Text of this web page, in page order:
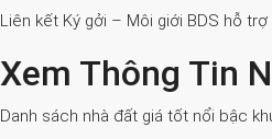
Liên kết Ký gởi – Môi giới BDS hỗ
Xem Thông Tin
Danh sách nhà đất giá tốt nổi bậc